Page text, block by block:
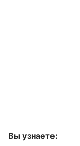
Вы узнаете: